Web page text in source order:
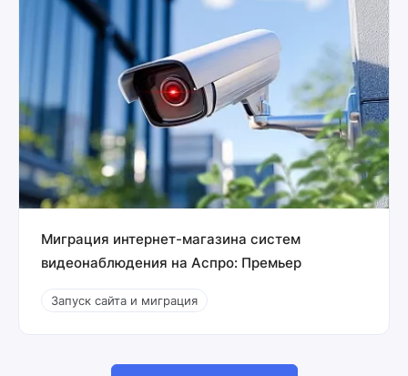
Миграция интернет-магазина систем
видеонаблюдения на Аспро: Премьер
Запуск сайта и миграция